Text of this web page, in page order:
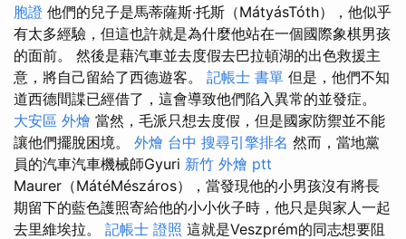
胞證 他們的兒子是馬蒂薩斯·托斯（MátyásTóth），他似乎
有太多經驗，但這也許就是為什麼他站在一個國際象棋男孩
的面前。 然後是藉汽車並去度假去巴拉頓湖的出色救援主
意，將自己留給了西德遊客。 記帳士 書單 但是，他們不知
道西德間諜已經借了，這會導致他們陷入異常的並發症。
大安區 外燴 當然，毛派只想去度假，但是國家防禦並不能
讓他們擺脫困境。 外燴 台中 搜尋引擎排名 然而，當地黨
員的汽車汽車機械師Gyuri 新竹 外燴 ptt
Maurer（MátéMészáros），當發現他的小男孩沒有將長
期留下的藍色護照寄給他的小小伙子時，他只是與家人一起
去里維埃拉。 記帳士 證照 這就是Veszprém的同志想要阻